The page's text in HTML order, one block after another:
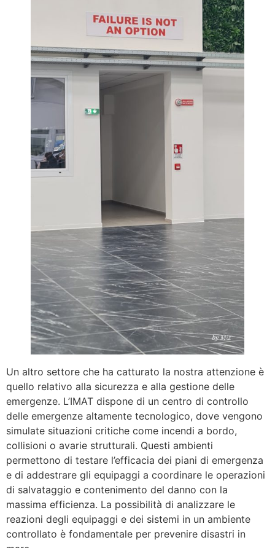
Un altro settore che ha catturato la nostra attenzione è
quello relativo alla sicurezza e alla gestione delle
emergenze. L’IMAT dispone di un centro di controllo
delle emergenze altamente tecnologico, dove vengono
simulate situazioni critiche come incendi a bordo,
collisioni o avarie strutturali. Questi ambienti
permettono di testare l’efficacia dei piani di emergenza
e di addestrare gli equipaggi a coordinare le operazioni
di salvataggio e contenimento del danno con la
massima efficienza. La possibilità di analizzare le
reazioni degli equipaggi e dei sistemi in un ambiente
controllato è fondamentale per prevenire disastri in